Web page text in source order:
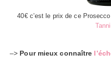
40€ c’est le prix de ce
–> Pour mieux connaître